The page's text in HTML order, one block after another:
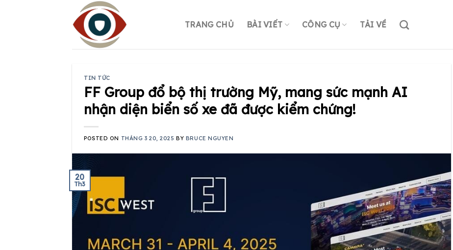
TRANG CHỦ BÀI VIẾT CÔNG CỤ TẢI VỀ
TIN TỨC
FF Group đổ bộ thị trường Mỹ, mang sức mạnh AI
nhận diện biển số xe đã được kiểm chứng!
POSTED ON THÁNG 3 20, 2025 BY BRUCE NGUYEN
20
Th3